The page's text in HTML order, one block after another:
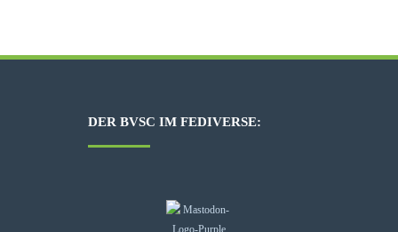
DER BVSC IM FEDIVERSE: